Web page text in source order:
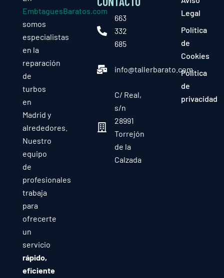
EmbtaguesBaratos.com
somos
especialistas
en la
reparación
de
turbos
en
Madrid y
alrededores.
Nuestro
equipo
de
profesionales
trabaja
para
ofrecerte
un
servicio
rápido,
eficiente
663
332
685
info@tallerbarato.com
C/ Real,
s/n
28991
Torrejón
de la
Calzada
Legal
Política
de
Cookies
Política
de
privacidad